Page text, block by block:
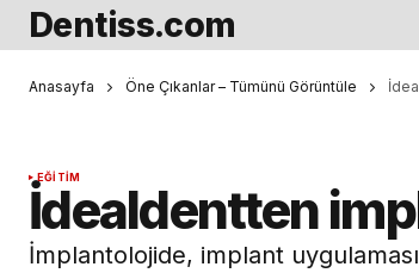
Dentiss.com
Anasayfa Öne Çıkanlar – Tümünü Görüntüle
EĞITIM
İdealdentten
İmplantolojide, implant